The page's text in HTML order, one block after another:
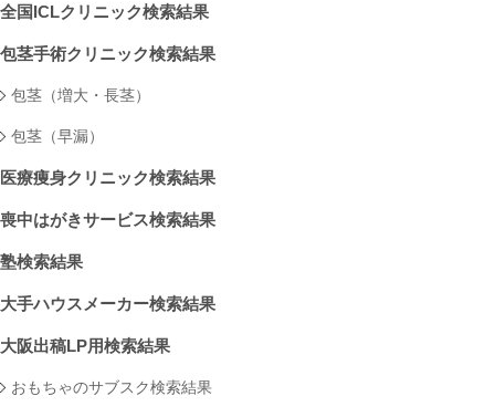
全国ICLクリニック検索結果
包茎手術クリニック検索結果
包茎（増大・長茎）
包茎（早漏）
医療痩身クリニック検索結果
喪中はがきサービス検索結果
塾検索結果
大手ハウスメーカー検索結果
大阪出稿LP用検索結果
おもちゃのサブスク検索結果